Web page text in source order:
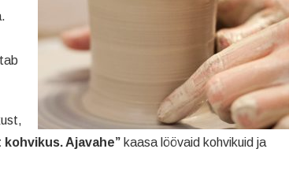
kohvikus. Ajavahe” kaasa löövaid kohvikuid ja